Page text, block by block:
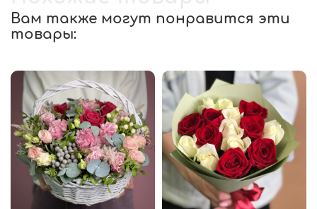
Вам также могут понравится эти
товары: